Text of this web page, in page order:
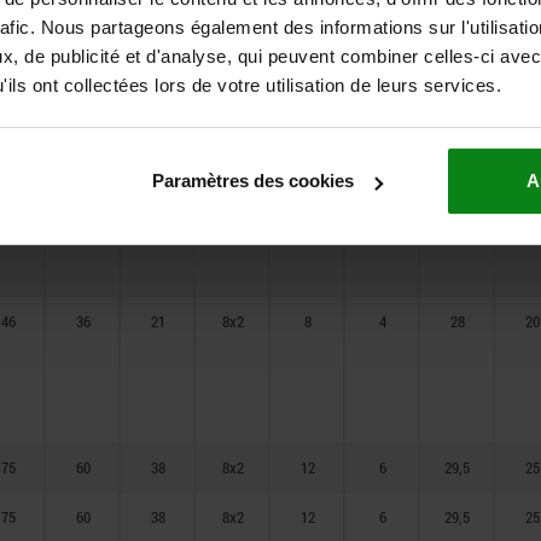
Nous partageons également des informations sur
de publicité et d'analyse, qui peuvent combiner celles-ci
ont collectées lors de votre utilisation de leurs services.
Paramètres des cookies
46 36 21 8x2 8 4 28 20
21 8x2 8 4 20
46 36 21 8x2 8 4 28 20
75 60 38 8x2 12 6 29,5 25
75 60 38 8x2 12 6 29,5 25